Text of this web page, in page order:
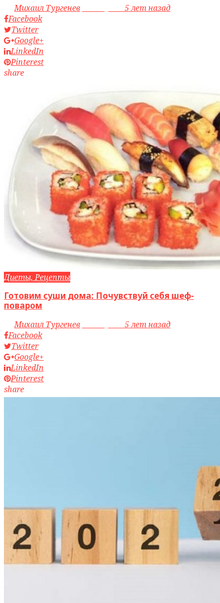
byМихаил Тургенев
5 лет назад
Facebook
Twitter
Google+
LinkedIn
Pinterest
share
Диеты, Рецепты
Готовим суши дома: Почувствуй себя шеф-
поваром
byМихаил Тургенев
5 лет назад
Facebook
Twitter
Google+
LinkedIn
Pinterest
share